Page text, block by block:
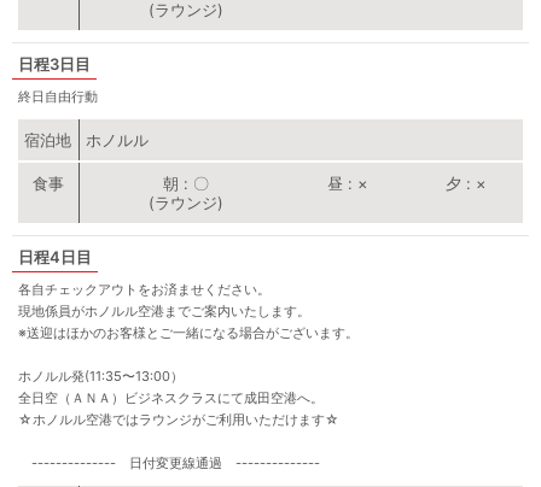
(ラウンジ)
3日目
終日自由行動
宿泊地 ホノルル
朝
〇
(ラウンジ)
昼 × 夕 ×
4日目
各自チェックアウトをお済ませください。
現地係員がホノルル空港までご案内いたします。
※送迎はほかのお客様とご一緒になる場合がございます。
ホノルル発(11:35〜13:00）
全日空（ＡＮＡ）ビジネスクラスにて成田空港へ。
☆ホノルル空港ではラウンジがご利用いただけます☆
-------------- 日付変更線通過 --------------